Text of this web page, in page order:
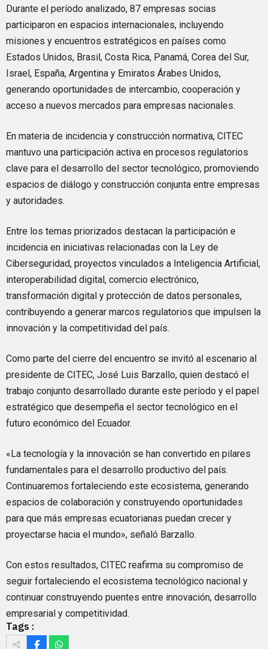
Durante el período analizado, 87 empresas socias
participaron en espacios internacionales, incluyendo
misiones y encuentros estratégicos en países como
Estados Unidos, Brasil, Costa Rica, Panamá, Corea del Sur,
Israel, España, Argentina y Emiratos Árabes Unidos,
generando oportunidades de intercambio, cooperación y
acceso a nuevos mercados para empresas nacionales.
En materia de incidencia y construcción normativa, CITEC
mantuvo una participación activa en procesos regulatorios
clave para el desarrollo del sector tecnológico, promoviendo
espacios de diálogo y construcción conjunta entre empresas
y autoridades.
Entre los temas priorizados destacan la participación e
incidencia en iniciativas relacionadas con la Ley de
Ciberseguridad, proyectos vinculados a Inteligencia Artificial,
interoperabilidad digital, comercio electrónico,
transformación digital y protección de datos personales,
contribuyendo a generar marcos regulatorios que impulsen la
innovación y la competitividad del país.
Como parte del cierre del encuentro se invitó al escenario al
presidente de CITEC, José Luis Barzallo, quien destacó el
trabajo conjunto desarrollado durante este período y el papel
estratégico que desempeña el sector tecnológico en el
futuro económico del Ecuador.
«La tecnología y la innovación se han convertido en pilares
fundamentales para el desarrollo productivo del país.
Continuaremos fortaleciendo este ecosistema, generando
espacios de colaboración y construyendo oportunidades
para que más empresas ecuatorianas puedan crecer y
proyectarse hacia el mundo», señaló Barzallo.
Con estos resultados, CITEC reafirma su compromiso de
seguir fortaleciendo el ecosistema tecnológico nacional y
continuar construyendo puentes entre innovación, desarrollo
empresarial y competitividad.
Tags :